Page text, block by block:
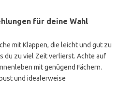
für deine Wahl
mit Klappen, die leicht und gut zu
du zu viel Zeit verlierst. Achte auf
mit genügend Fächern.
und idealerweise